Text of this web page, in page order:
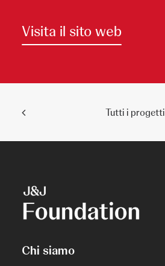
Visita il sito web
Tutti i progetti
Chi siamo